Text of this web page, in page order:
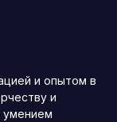
и опытом в
и
умением